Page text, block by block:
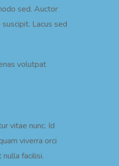
sed. Auctor
Lacus sed
volutpat
vitae nunc. Id
viverra orci
facilisi.